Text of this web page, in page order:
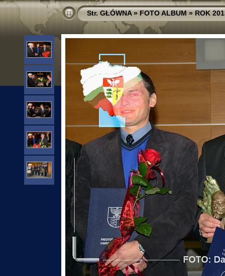
Str. GŁÓWNA»FOTO ALBUM»ROK